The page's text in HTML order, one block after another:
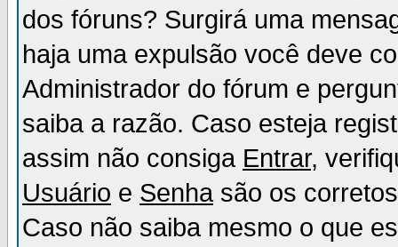
dos fóruns? Surgirá uma
haja uma expulsão você deve
Administrador do fórum e
saiba a razão. Caso esteja
assim não consiga Entrar,
Usuário e Senhasão os
Caso não saiba mesmo o que